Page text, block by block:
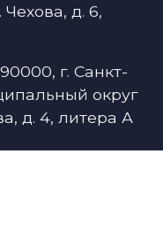
д. 6,
г. Санкт-
округ
д. 4, литера А